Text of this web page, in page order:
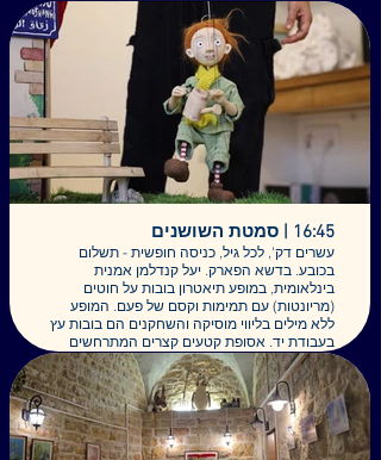
16:45 | סמטת השושנים
עשרים דק', לכל גיל, כניסה חופשית - תשלום
בכובע. בדשא הפארק. יעל קנדלמן אמנית
בינלאומית, במופע תיאטרון בובות על חוטים
(מריונטות) עם תמימות וקסם של פעם. המופע
ללא מילים בליווי מוסיקה והשחקנים הם בובות עץ
בעבודת יד. אסופת קטעים קצרים המתרחשים
בסמטה אחת, שבה עוברות דמויות צבעוניות – גנן
המגלה הפתעה, משורר חביב עם השראה, כיבשה
זריזה , פרה גנדרנית, זמרת אקספרסיבית, ועוד
יוצרת ומפעילה: יעל קנדלמן, אלצ'ה והחבורה.
עשרים דקות, מגיל 0 עד 120. כניסה חופשית,
תשלום בכובע.